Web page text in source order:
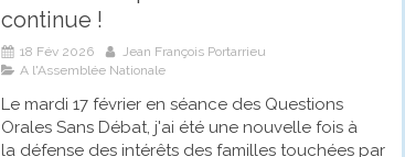
continue !
18 Fév 2026
Jean François Portarrieu
A l'Assemblée Nationale
Le mardi 17 février en séance des Questions
Orales Sans Débat, j'ai été une nouvelle fois à
la défense des intérêts des familles touchées par